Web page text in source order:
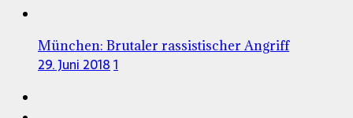
München: Brutaler rassistischer Angriff
29. Juni 20181